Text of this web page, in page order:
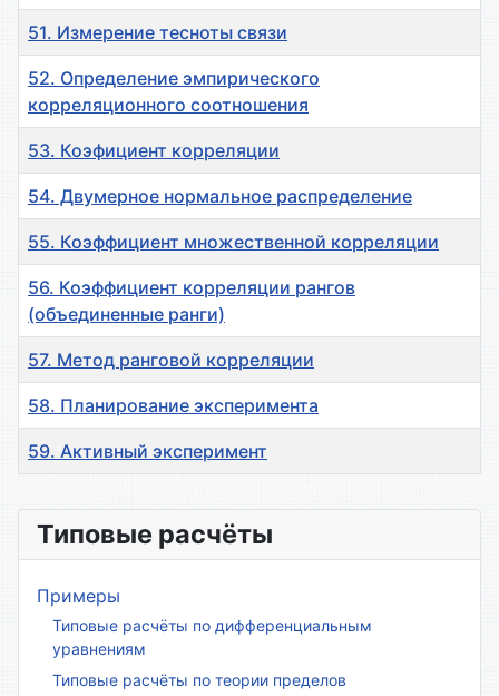
51. Измерение тесноты связи
52. Определение эмпирического
корреляционного соотношения
53. Коэфициент корреляции
54. Двумерное нормальное распределение
55. Коэффициент множественной корреляции
56. Коэффициент корреляции рангов
(объединенные ранги)
57. Метод ранговой корреляции
58. Планирование эксперимента
59. Активный эксперимент
Типовые расчёты
Примеры
Типовые расчёты по дифференциальным
уравнениям
Типовые расчёты по теории пределов